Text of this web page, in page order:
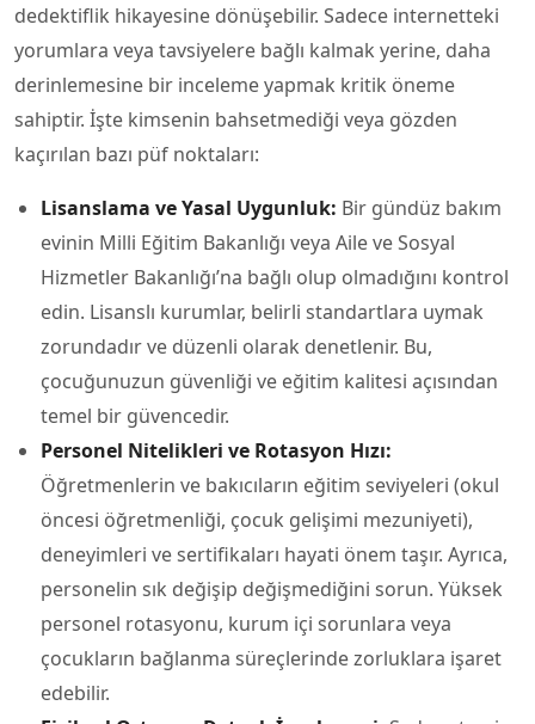
dedektiflik hikayesine dönüşebilir. Sadece internetteki
yorumlara veya tavsiyelere bağlı kalmak yerine, daha
derinlemesine bir inceleme yapmak kritik öneme
sahiptir. İşte kimsenin bahsetmediği veya gözden
kaçırılan bazı püf noktaları:
Lisanslama ve Yasal Uygunluk: Bir gündüz bakım
evinin Milli Eğitim Bakanlığı veya Aile ve Sosyal
Hizmetler Bakanlığı’na bağlı olup olmadığını kontrol
edin. Lisanslı kurumlar, belirli standartlara uymak
zorundadır ve düzenli olarak denetlenir. Bu,
çocuğunuzun güvenliği ve eğitim kalitesi açısından
temel bir güvencedir.
Personel Nitelikleri ve Rotasyon Hızı:
Öğretmenlerin ve bakıcıların eğitim seviyeleri (okul
öncesi öğretmenliği, çocuk gelişimi mezuniyeti),
deneyimleri ve sertifikaları hayati önem taşır. Ayrıca,
personelin sık değişip değişmediğini sorun. Yüksek
personel rotasyonu, kurum içi sorunlara veya
çocukların bağlanma süreçlerinde zorluklara işaret
edebilir.